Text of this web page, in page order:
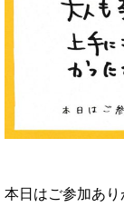
本日はご参加あ